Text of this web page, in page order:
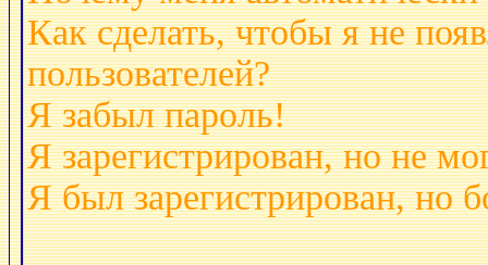
Как сделать, чтобы я не
пользователей?
Я забыл пароль!
Я зарегистрирован, но не
Я был зарегистрирован, но